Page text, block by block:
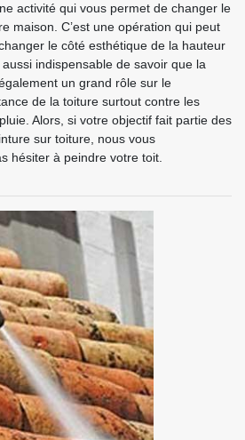
activité qui vous permet de changer le
maison. C’est une opération qui peut
le côté esthétique de la hauteur
indispensable de savoir que la
un grand rôle sur le
de la toiture surtout contre les
Alors, si votre objectif fait partie des
sur toiture, nous vous
hésiter à peindre votre toit.